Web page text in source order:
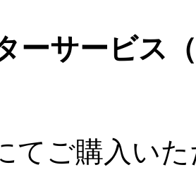
ーサービス
てご購入い